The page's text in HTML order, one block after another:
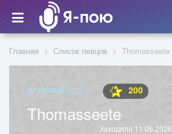
Главная Список певцов Thomasseete
ИСПОЛНИТЕЛЬ 200
Thomasseete
Заходила 11.06.2026